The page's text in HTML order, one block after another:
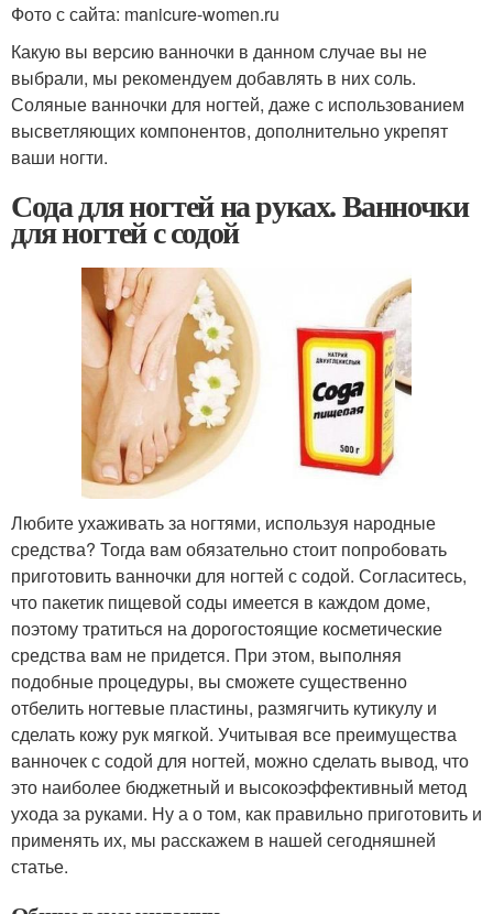
Фото с сайта: manicure-women.ru
Какую вы версию ванночки в данном случае вы не
выбрали, мы рекомендуем добавлять в них соль.
Соляные ванночки для ногтей, даже с использованием
высветляющих компонентов, дополнительно укрепят
ваши ногти.
Сода для ногтей на руках. Ванночки
для ногтей с содой
Любите ухаживать за ногтями, используя народные
средства? Тогда вам обязательно стоит попробовать
приготовить ванночки для ногтей с содой. Согласитесь,
что пакетик пищевой соды имеется в каждом доме,
поэтому тратиться на дорогостоящие косметические
средства вам не придется. При этом, выполняя
подобные процедуры, вы сможете существенно
отбелить ногтевые пластины, размягчить кутикулу и
сделать кожу рук мягкой. Учитывая все преимущества
ванночек с содой для ногтей, можно сделать вывод, что
это наиболее бюджетный и высокоэффективный метод
ухода за руками. Ну а о том, как правильно приготовить и
применять их, мы расскажем в нашей сегодняшней
статье.